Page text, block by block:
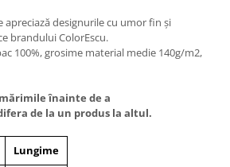
apreciază designurile cu umor fin și
brandului ColorEscu.
100%, grosime material medie 140g/m2,
înainte de a
de la un produs la altul.
Lungime